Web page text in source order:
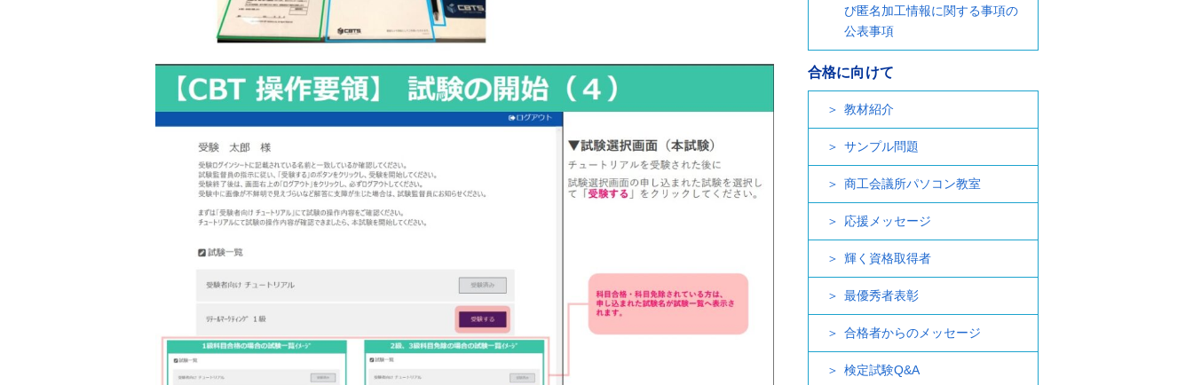
び匿名加工情報に関する事項の
公表事項
合格に向けて
教材紹介
サンプル問題
商工会議所パソコン教室
応援メッセージ
輝く資格取得者
最優秀者表彰
合格者からのメッセージ
検定試験Q&A